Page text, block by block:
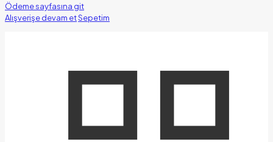
Ödeme sayfasına git
Alışverişe devam etSepetim